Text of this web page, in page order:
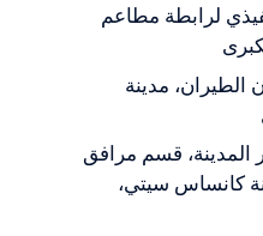
لرابطة مطاعم
مدينة
المدينة، قسم مرافق
كانساس سيتي،